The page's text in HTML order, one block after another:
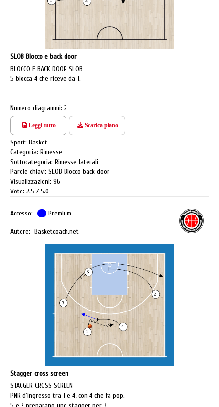
SLOB Blocco e back door
BLOCCO E BACK DOOR SLOB
5 blocca 4 che riceve da 1.
Numero diagrammi: 2
Leggi tutto Scarica piano
Sport: Basket
Categoria: Rimesse
Sottocategoria: Rimesse laterali
Parole chiavi: SLOB Blocco back door
Visualizzazioni: 96
Voto: 2.5
5.0
Accesso: Premium
Autore: Basketcoach.net
Stagger cross screen
STAGGER CROSS SCREEN
PNR d'ingresso tra 1 e 4, con 4 che fa pop.
5 e 2 preparano uno stagger per 3.